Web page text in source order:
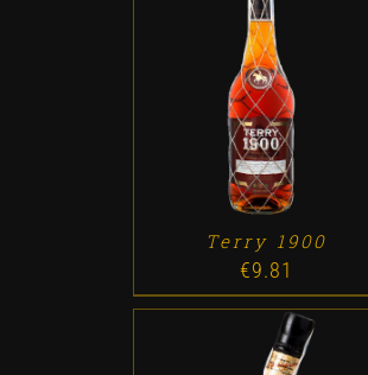
ADD TO CART /
Terry 1900
€9.81